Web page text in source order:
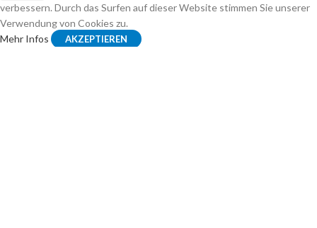
verbessern. Durch das Surfen auf dieser Website stimmen Sie unserer
Verwendung von Cookies zu.
Mehr Infos
AKZEPTIEREN